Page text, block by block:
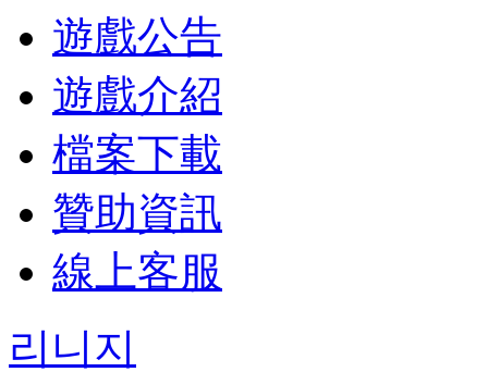
遊戲公告
遊戲介紹
檔案下載
贊助資訊
線上客服
리니지